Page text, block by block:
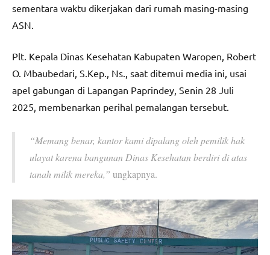
sementara waktu dikerjakan dari rumah masing-masing
ASN.
Plt. Kepala Dinas Kesehatan Kabupaten Waropen, Robert
O. Mbaubedari, S.Kep., Ns., saat ditemui media ini, usai
apel gabungan di Lapangan Paprindey, Senin 28 Juli
2025, membenarkan perihal pemalangan tersebut.
“Memang benar, kantor kami dipalang oleh pemilik hak
ulayat karena bangunan Dinas Kesehatan berdiri di atas
tanah milik mereka,” ungkapnya.